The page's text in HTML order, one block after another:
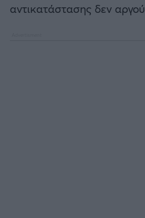
Μάντσεστερ
αντικατάστασης δεν